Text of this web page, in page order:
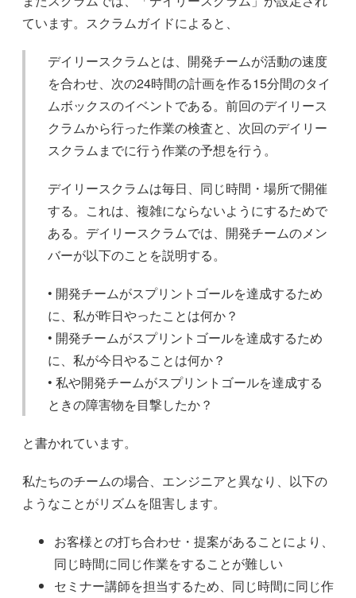
ています。スクラムガイドによると、
デイリースクラムとは、開発チームが活動の速度
を合わせ、次の24時間の計画を作る15分間のタイ
ムボックスのイベントである。前回のデイリース
クラムから行った作業の検査と、次回のデイリー
スクラムまでに行う作業の予想を行う。
デイリースクラムは毎日、同じ時間・場所で開催
する。これは、複雑にならないようにするためで
ある。デイリースクラムでは、開発チームのメン
バーが以下のことを説明する。
• 開発チームがスプリントゴールを達成するため
に、私が昨日やったことは何か？
• 開発チームがスプリントゴールを達成するため
に、私が今日やることは何か？
• 私や開発チームがスプリントゴールを達成する
ときの障害物を目撃したか？
と書かれています。
私たちのチームの場合、エンジニアと異なり、以下の
ようなことがリズムを阻害します。
お客様との打ち合わせ・提案があることにより、
同じ時間に同じ作業をすることが難しい
セミナー講師を担当するため、同じ時間に同じ作